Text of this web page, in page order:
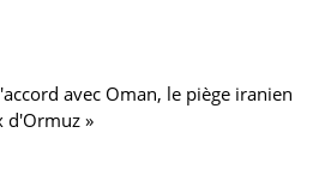
avec Oman, le piège iranien
d'Ormuz »